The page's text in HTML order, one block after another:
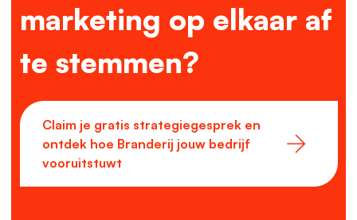
marketing op elkaar af
te stemmen?
Claim je gratis strategiegesprek en
ontdek hoe Branderij jouw bedrijf
vooruitstuwt